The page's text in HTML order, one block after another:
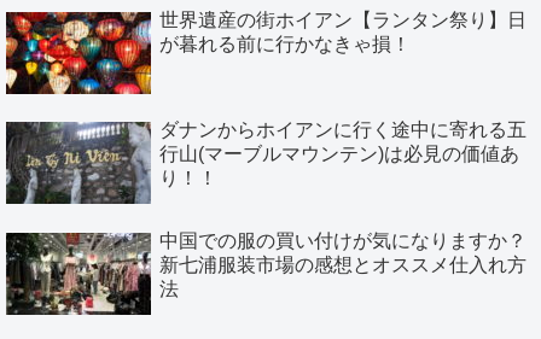
世界遺産の街ホイアン【ランタン祭り】日
が暮れる前に行かなきゃ損！
ダナンからホイアンに行く途中に寄れる五
行山(マーブルマウンテン)は必見の価値あ
り！！
中国での服の買い付けが気になりますか？
新七浦服装市場の感想とオススメ仕入れ方
法